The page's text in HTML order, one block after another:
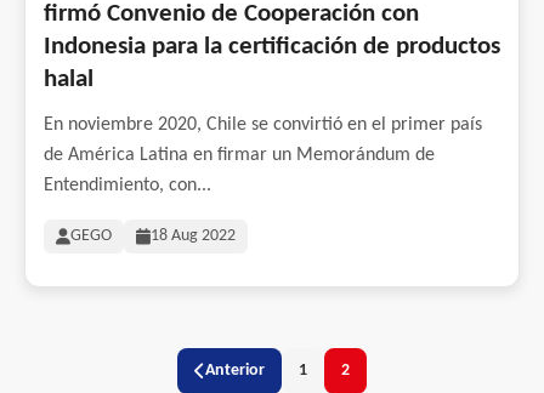
firmó Convenio de Cooperación con
Indonesia para la certificación de productos
halal
En noviembre 2020, Chile se convirtió en el primer país
de América Latina en firmar un Memorándum de
Entendimiento, con...
GEGO 18 Aug 2022
Anterior 1 2